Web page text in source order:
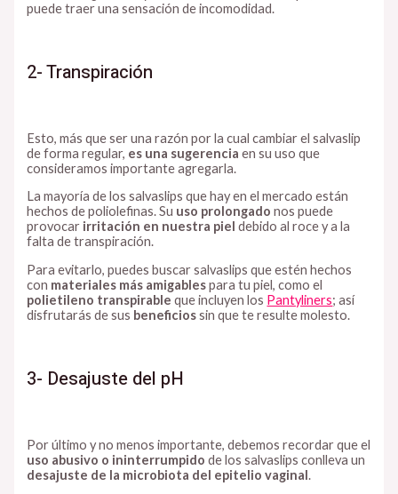
puede traer una sensación de incomodidad.
2- Transpiración
Esto, más que ser una razón por la cual cambiar el salvaslip
de forma regular, es una sugerencia en su uso que
consideramos importante agregarla.
La mayoría de los salvaslips que hay en el mercado están
hechos de poliolefinas. Su uso prolongadonos puede
provocar irritación en nuestra piel debido al roce y a la
falta de transpiración.
Para evitarlo, puedes buscar salvaslips que estén hechos
con materiales más amigablespara tu piel, como el
polietileno transpirable que incluyen los Pantyliners; así
disfrutarás de sus beneficiossin que te resulte molesto.
3- Desajuste del pH
Por último y no menos importante, debemos recordar que el
uso abusivo o ininterrumpido de los salvaslips conlleva un
desajuste de la microbiota del epitelio vaginal.